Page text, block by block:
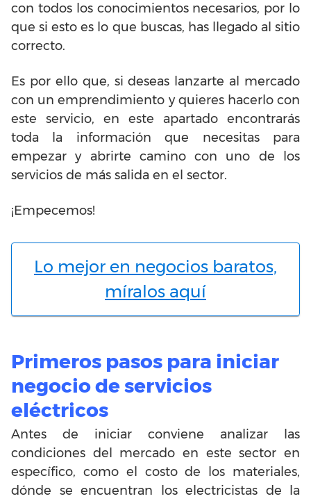
con todos los conocimientos necesarios, por lo
que si esto es lo que buscas, has llegado al sitio
correcto.
Es por ello que, si deseas lanzarte al mercado
con un emprendimiento y quieres hacerlo con
este servicio, en este apartado encontrarás
toda la información que necesitas para
empezar y abrirte camino con uno de los
servicios de más salida en el sector.
¡Empecemos!
Lo mejor en negocios baratos,
míralos aquí
Primeros pasos para iniciar
negocio de servicios
eléctricos
Antes de iniciar conviene analizar las
condiciones del mercado en este sector en
específico, como el costo de los materiales,
dónde se encuentran los electricistas de la